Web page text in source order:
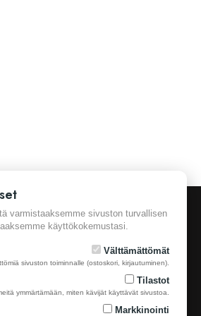
varmistaaksemme sivuston turvallisen
käyttökokemustasi.
Välttämättömät
sivuston toiminnalle (ostoskori, kirjautuminen).
Tilastot
ymmärtämään, miten kävijät käyttävät sivustoa.
Markkinointi